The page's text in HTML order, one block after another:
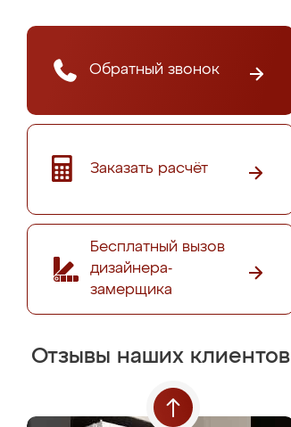
Обратный звонок
Заказать расчёт
Бесплатный вызов
дизайнера-
замерщика
Отзывы наших клиентов